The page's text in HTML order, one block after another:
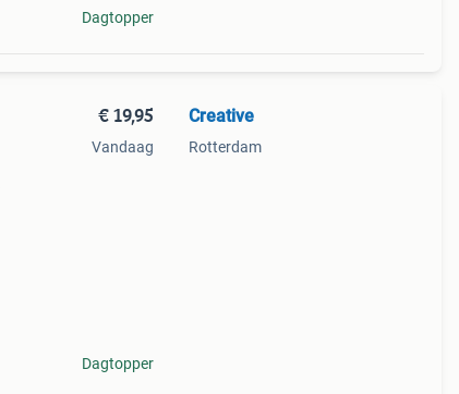
Dagtopper
€ 19,95
Vandaag
Dagtopper
Creative
Rotterdam